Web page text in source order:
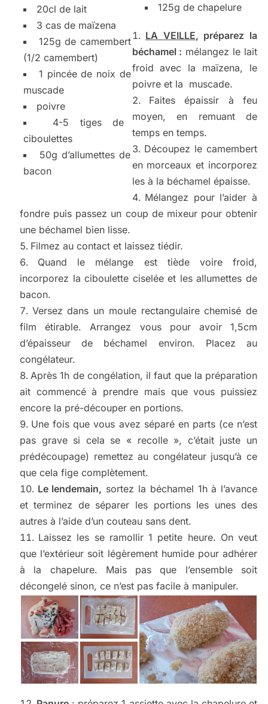
20cl de lait
3 cas de maïzena
125g de camembert
(1/2 camembert)
1 pincée de noix de
muscade
poivre
4-5 tiges de
ciboulettes
50g d’allumettes de
bacon
125g de chapelure
LA VEILLE, préparez la
béchamel : mélangez le lait
froid avec la maïzena, le
poivre et la muscade.
Faites épaissir à feu
moyen, en remuant de
temps en temps.
Découpez le camembert
en morceaux et incorporez
les à la béchamel épaisse.
Mélangez pour l’aider à
fondre puis passez un coup de mixeur pour obtenir
une béchamel bien lisse.
Filmez au contact et laissez tiédir.
Quand le mélange est tiède voire froid,
incorporez la ciboulette ciselée et les allumettes de
bacon.
Versez dans un moule rectangulaire chemisé de
film étirable. Arrangez vous pour avoir 1,5cm
d’épaisseur de béchamel environ. Placez au
congélateur.
Après 1h de congélation, il faut que la préparation
ait commencé à prendre mais que vous puissiez
encore la pré-découper en portions.
Une fois que vous avez séparé en parts (ce n’est
pas grave si cela se « recolle », c’était juste un
prédécoupage) remettez au congélateur jusqu’à ce
que cela fige complètement.
Le lendemain, sortez la béchamel 1h à l’avance
et terminez de séparer les portions les unes des
autres à l’aide d’un couteau sans dent.
Laissez les se ramollir 1 petite heure. On veut
que l’extérieur soit légèrement humide pour adhérer
à la chapelure. Mais pas que l’ensemble soit
décongelé sinon, ce n’est pas facile à manipuler.